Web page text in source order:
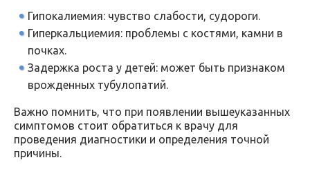
Гипокалиемия: чувство слабости, судороги.
Гиперкальциемия: проблемы с костями, камни в
почках.
Задержка роста у детей: может быть признаком
врожденных тубулопатий.
Важно помнить, что при появлении вышеуказанных
симптомов стоит обратиться к врачу для
проведения диагностики и определения точной
причины.